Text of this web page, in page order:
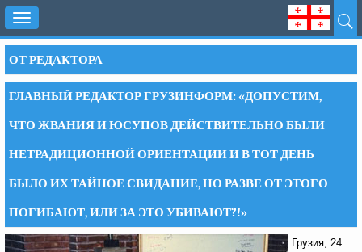
Toggle
navigation
ОТ РЕДАКТОРА
ГЛАВНЫЙ РЕДАКТОР ГРУЗИНФОРМ: «ДОПУСТИМ,
ЧТО ЖВАНИЯ И ЮСУПОВ ДЕЙСТВИТЕЛЬНО БЫЛИ
НЕТРАДИЦИОННОЙ ОРИЕНТАЦИИ И В ТОТ ДЕНЬ
БЫЛО ИХ ТАЙНОЕ СВИДАНИЕ, НО РАЗВЕ ОТ ЭТОГО
ПОГИБАЮТ, ИЛИ ЗА ЭТО УБИВАЮТ?!»
Грузия, 24